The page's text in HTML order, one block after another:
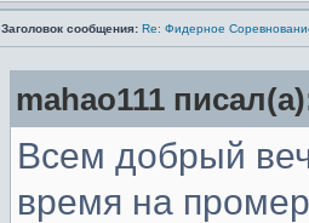
Заголовок сообщения: Re: Фидерное
mahao111
Всем добрый
время на